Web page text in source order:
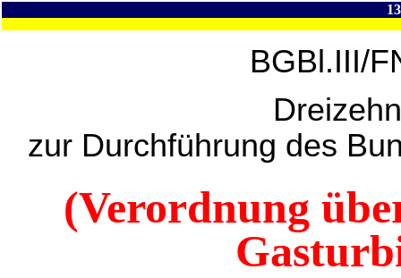
BGBl.III/
zur Durchführung des
(Verordnung